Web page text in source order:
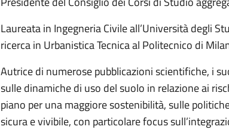
Laureata in Ingegneria Civile all’Università degli
ricerca in Urbanistica Tecnica al Politecnico di
Autrice di numerose pubblicazioni scientifiche, i
sulle dinamiche di uso del suolo in relazione ai
piano per una maggiore sostenibilità, sulle
sicura e vivibile, con particolare focus